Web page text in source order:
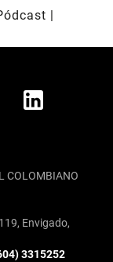
COLOMBIANO
Envigado,
3315252